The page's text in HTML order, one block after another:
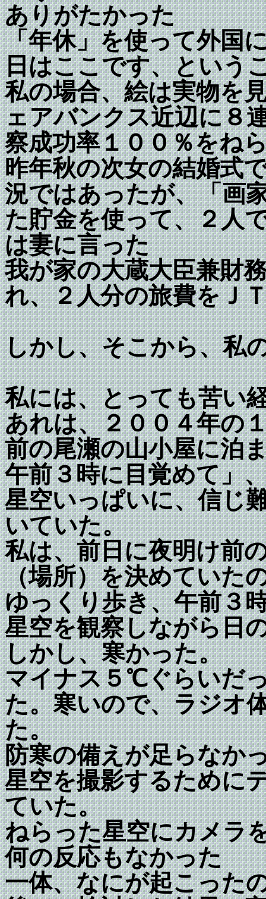
ありがたかった
「年休」を使って外国
日はここです、という
私の場合、絵は実物を
ェアバンクス近辺に８
察成功率１００％をね
昨年秋の次女の結婚式
況ではあったが、「画
た貯金を使って、２人
は妻に言った
我が家の大蔵大臣兼財
れ、２人分の旅費をＪ
しかし、そこから、私
私には、とっても苦い
あれは、２００４年の
前の尾瀬の山小屋に泊
午前３時に目覚めて」
星空いっぱいに、信じ
いていた。
私は、前日に夜明け前
（場所）を決めていた
ゆっくり歩き、午前３
星空を観察しながら日
しかし、寒かった。
マイナス５℃ぐらいだ
た。寒いので、ラジオ
た。
防寒の備えが足らなか
星空を撮影するために
ていた。
ねらった星空にカメラ
何の反応もなかった
一体、なにが起こった